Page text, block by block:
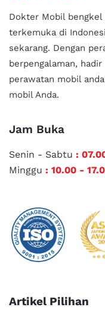
Dokter Mobil bengkel
terkemuka di
sekarang. Dengan
berpengalaman,
perawatan mobil
mobil Anda.
Jam Buka
Senin - Sabtu :
Minggu : 10.00 -
Artikel Pilihan